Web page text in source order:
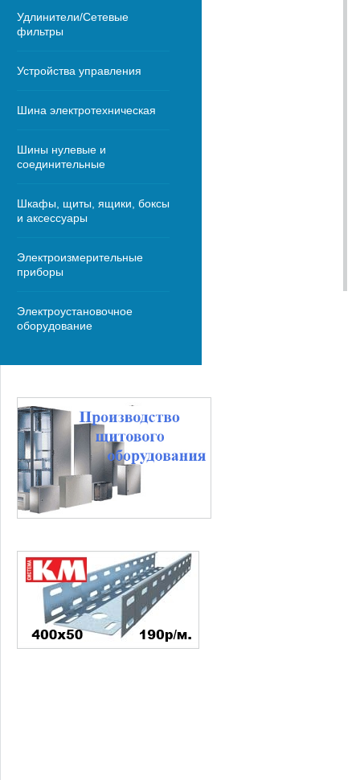
Удлинители/Сетевые
фильтры
Устройства управления
Шина электротехническая
Шины нулевые и
соединительные
Шкафы, щиты, ящики, боксы
и аксессуары
Электроизмерительные
приборы
Электроустановочное
оборудование